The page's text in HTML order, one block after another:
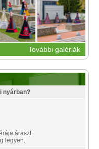
További galériák
nyárban?
áraszt.
legyen.